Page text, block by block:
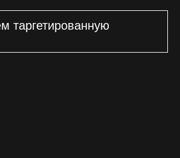
таргетированную